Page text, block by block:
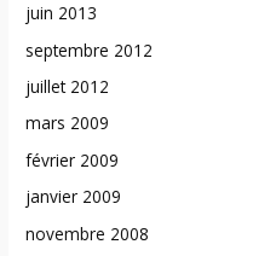
juin 2013
septembre 2012
juillet 2012
mars 2009
février 2009
janvier 2009
novembre 2008